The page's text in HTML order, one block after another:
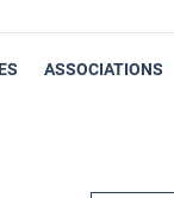
ASSOCIATIONS